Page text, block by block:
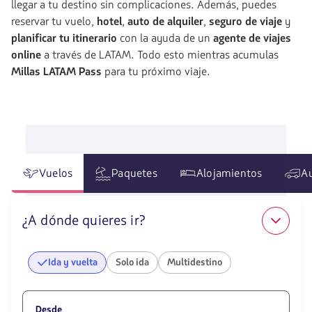
llegar a tu destino sin complicaciones. Además, puedes
reservar tu vuelo, hotel, auto de alquiler, seguro de viaje y
planificar tu itinerario con la ayuda de un agente de viajes
online a través de LATAM. Todo esto mientras acumulas
Millas LATAM Pass para tu próximo viaje.
Vuelos Paquetes Alojamientos
¿A dónde quieres ir?
Ida y vuelta Solo ida Multidestino